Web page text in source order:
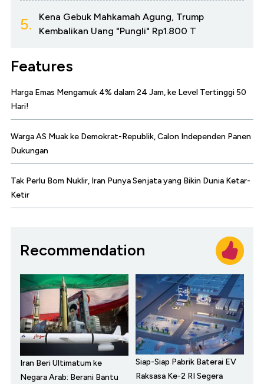
5.
Kena Gebuk Mahkamah Agung, Trump
Kembalikan Uang "Pungli" Rp1.800 T
Features
Harga Emas Mengamuk 4% dalam 24 Jam, ke Level Tertinggi 50
Hari!
Warga AS Muak ke Demokrat-Republik, Calon Independen Panen
Dukungan
Tak Perlu Bom Nuklir, Iran Punya Senjata yang Bikin Dunia Ketar-
Ketir
Recommendation
Iran Beri Ultimatum ke
Negara Arab: Berani Bantu
Siap-Siap Pabrik Baterai EV
Raksasa Ke-2 RI Segera